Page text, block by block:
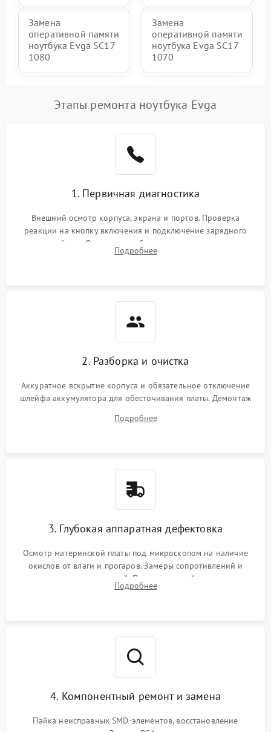
Замена
оперативной памяти
ноутбука Evga SC17
1080
Замена
оперативной памяти
ноутбука Evga SC17
1070
Этапы ремонта ноутбука Evga
1. Первичная диагностика
Внешний осмотр корпуса, экрана и портов. Проверка
реакции на кнопку включения и подключение зарядного
устройства. Оценка потребления тока с помощью
лабораторного блока питания для локализации проблемы.
Подробнее
2. Разборка и очистка
Аккуратное вскрытие корпуса и обязательное отключение
шлейфа аккумулятора для обесточивания платы. Демонтаж
высохшей термопасты с кристаллов чипов.
Подробнее
3. Глубокая аппаратная дефектовка
Осмотр материнской платы под микроскопом на наличие
окислов от влаги и прогаров. Замеры сопротивлений и
дежурных напряжений. Проверка цепей питания,
мультиконтроллера, процессора и видеочипа.
Подробнее
4. Компонентный ремонт и замена
Пайка неисправных SMD-элементов, восстановление